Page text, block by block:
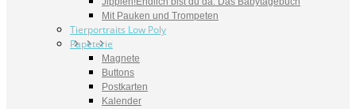
Mit Pauken und Trompeten
Tierportraits Low Poly
Papeterie
Magnete
Buttons
Postkarten
Kalender